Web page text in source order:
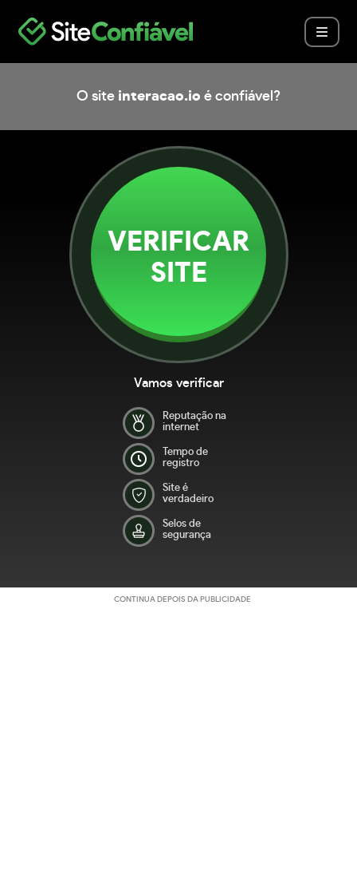
O site interacao.io é confiável?
VERIFICAR
SITE
Vamos verificar
Reputação na
internet
Tempo de
registro
Site é
verdadeiro
Selos de
segurança
CONTINUA DEPOIS DA PUBLICIDADE